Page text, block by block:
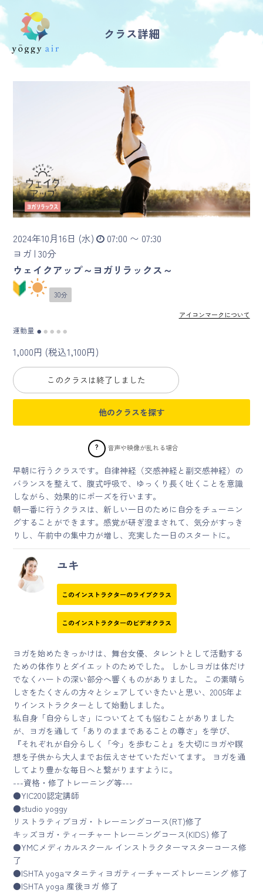
受講の流れ
インストラクター一覧
FAQ / お問い合わせ
yoggy store
yoggy magazine
yoggy mommy
マイページ
会員規約について
クラス参加にあたっての同意書
特定商取引にかかわる表示
プライバシーポリシー
クラス詳細
2024年10月16日 (水)
07:00 〜 07:30
ヨガ | 30分
ウェイクアップ～ヨガリラックス～
30分
アイコンマークについて
運動量 ● ● ● ● ●
1,000円 (税込1,100円)
このクラスは終了しました
他のクラスを探す
? 音声や映像が乱れる場合
早朝に行うクラスです。自律神経（交感神経と副交感神経）の
バランスを整えて、腹式呼吸で、ゆっくり長く吐くことを意識
しながら、効果的にポーズを行います。
朝一番に行うクラスは、新しい一日のために自分をチューニン
グすることができます。感覚が研ぎ澄まされて、気分がすっき
りし、午前中の集中力が増し、充実した一日のスタートに。
ユキ
このインストラクターのライブクラス
このインストラクターのビデオクラス
ヨガを始めたきっかけは、舞台女優、タレントとして活動する
ための体作りとダイエットのためでした。 しかしヨガは体だけ
でなくハートの深い部分へ響くものがありました。 この素晴ら
しさをたくさんの方々とシェアしていきたいと思い、2005年よ
りインストラクターとして始動しました。
私自身「自分らしさ」についてとても悩むことがありました
が、ヨガを通して「ありのままであることの尊さ」を学び、
『それぞれが自分らしく「今」を歩むこと』を大切にヨガや瞑
想を子供から大人までお伝えさせていただいてます。 ヨガを通
してより豊かな毎日へと繋がりますように。
---資格・修了トレーニング等---
●YIC200認定講師
●studio yoggy
リストラティブヨガ・トレーニングコース(RT)修了
キッズヨガ・ティーチャートレーニングコース(KIDS) 修了
●YMCメディカルスクール インストラクターマスターコース修
了
●ISHTA yogaマタニティヨガティーチャーズトレーニング 修了
●ISHTA yoga 産後ヨガ 修了